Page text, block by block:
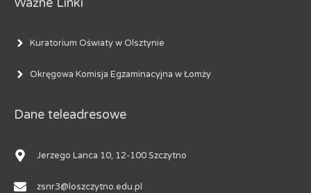
Kuratorium Oświaty w Olsztynie
Okręgowa Komisja Egzaminacyjna w Łomży
Dane teleadresowe
Jerzego Lanca 10, 12-100 Szczytno
zsnr3@loszczytno.edu.pl